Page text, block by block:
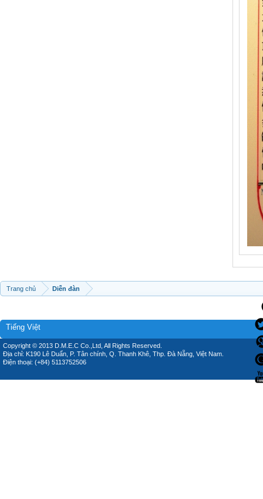
Trang chủ Diễn đàn
Tiếng Việt
Copyright © 2013 D.M.E.C Co.,Ltd, All Rights Reserved.
Địa chỉ: K190 Lê Duẩn, P. Tân chính, Q. Thanh Khê, Thp. Đà Nẵng, Việt Nam.
Điện thoại: (+84) 5113752506